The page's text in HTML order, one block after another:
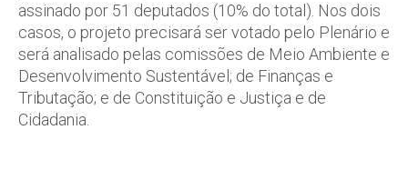
assinado por 51 deputados (10% do total). Nos dois
casos, o projeto precisará ser votado pelo Plenário e
será analisado pelas comissões de Meio Ambiente e
Desenvolvimento Sustentável; de Finanças e
Tributação; e de Constituição e Justiça e de
Cidadania.